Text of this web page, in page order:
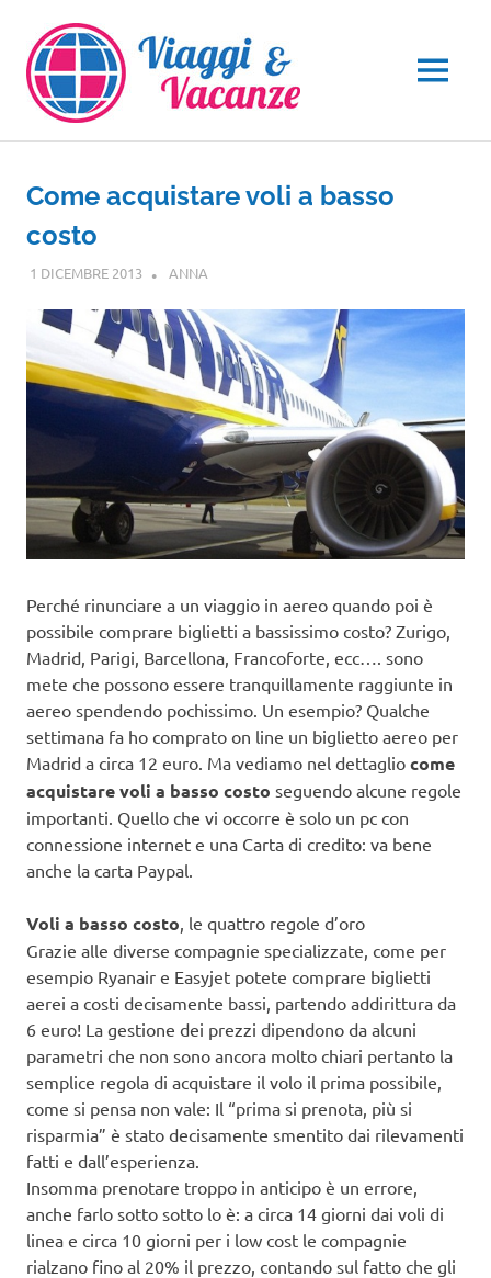
contenuto
MENU
Come acquistare voli a basso
costo
1 DICEMBRE 2013 ANNA
Perché rinunciare a un viaggio in aereo quando poi è
possibile comprare biglietti a bassissimo costo? Zurigo,
Madrid, Parigi, Barcellona, Francoforte, ecc…. sono
mete che possono essere tranquillamente raggiunte in
aereo spendendo pochissimo. Un esempio? Qualche
settimana fa ho comprato on line un biglietto aereo per
Madrid a circa 12 euro. Ma vediamo nel dettaglio come
acquistare voli a basso costo seguendo alcune regole
importanti. Quello che vi occorre è solo un pc con
connessione internet e una Carta di credito: va bene
anche la carta Paypal.
Voli a basso costo , le quattro regole d’oro
Grazie alle diverse compagnie specializzate, come per
esempio Ryanair e Easyjet potete comprare biglietti
aerei a costi decisamente bassi, partendo addirittura da
6 euro! La gestione dei prezzi dipendono da alcuni
parametri che non sono ancora molto chiari pertanto la
semplice regola di acquistare il volo il prima possibile,
come si pensa non vale: Il “prima si prenota, più si
risparmia” è stato decisamente smentito dai rilevamenti
fatti e dall’esperienza.
Insomma prenotare troppo in anticipo è un errore,
anche farlo sotto sotto lo è: a circa 14 giorni dai voli di
linea e circa 10 giorni per i low cost le compagnie
rialzano fino al 20% il prezzo, contando sul fatto che gli